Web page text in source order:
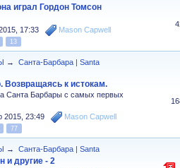
играл Гордон Томсон
17:33 Mason Capwell
13
→
Санта-Барбара | Santa
к истокам.
Санта Барбары с самых первых
2015, 23:49 Mason Capwell
77
→
Санта-Барбара | Santa
и другие - 2